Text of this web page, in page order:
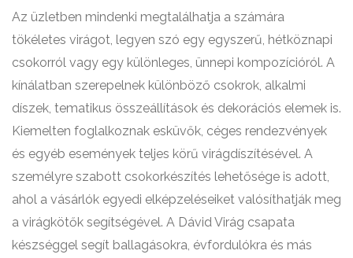
Az üzletben mindenki megtalálhatja a számára
tökéletes virágot, legyen szó egy egyszerű, hétköznapi
csokorról vagy egy különleges, ünnepi kompozícióról. A
kínálatban szerepelnek különböző csokrok, alkalmi
díszek, tematikus összeállítások és dekorációs elemek is.
Kiemelten foglalkoznak esküvők, céges rendezvények
és egyéb események teljes körű virágdíszítésével. A
személyre szabott csokorkészítés lehetősége is adott,
ahol a vásárlók egyedi elképzeléseiket valósíthatják meg
a virágkötők segítségével. A Dávid Virág csapata
készséggel segít ballagásokra, évfordulókra és más